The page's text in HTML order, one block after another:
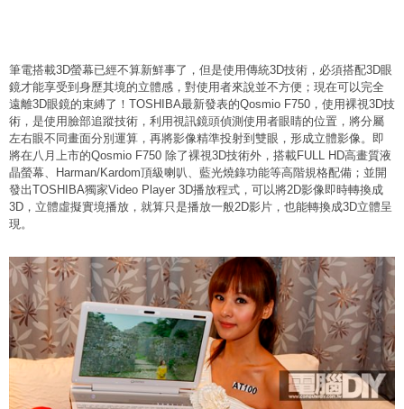
筆電搭載3D螢幕已經不算新鮮事了，但是使用傳統3D技術，必須搭配3D眼
鏡才能享受到身歷其境的立體感，對使用者來說並不方便；現在可以完全
遠離3D眼鏡的束縛了！TOSHIBA最新發表的Qosmio F750，使用裸視3D技
術，是使用臉部追蹤技術，利用視訊鏡頭偵測使用者眼睛的位置，將分屬
左右眼不同畫面分別運算，再將影像精準投射到雙眼，形成立體影像。即
將在八月上市的Qosmio F750 除了裸視3D技術外，搭載FULL HD高畫質液
晶螢幕、Harman/Kardom頂級喇叭、藍光燒錄功能等高階規格配備；並開
發出TOSHIBA獨家Video Player 3D播放程式，可以將2D影像即時轉換成
3D，立體虛擬實境播放，就算只是播放一般2D影片，也能轉換成3D立體呈
現。